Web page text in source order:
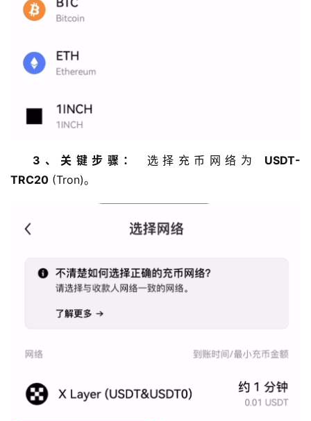
3、关键步骤： 选择充币网络为 USDT-
TRC20 (Tron)。